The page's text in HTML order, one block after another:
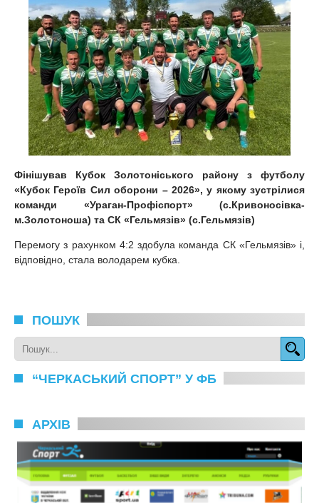
Фінішував Кубок Золотоніського району з футболу
«Кубок Героїв Сил оборони – 2026», у якому зустрілися
команди «Ураган-Профіспорт» (с.Кривоносівка-
м.Золотоноша) та СК «Гельмязів» (с.Гельмязів)
Перемогу з рахунком 4:2 здобула команда СК «Гельмязів» і,
відповідно, стала володарем кубка.
ПОШУК
“ЧЕРКАСЬКИЙ СПОРТ” У ФБ
АРХІВ